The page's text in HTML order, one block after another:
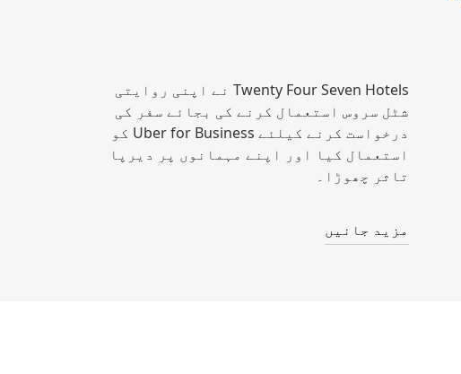
Twenty Four Seven Hotels نے اپنی روایتی
شٹل سروس استعمال کرنے کی بجائے سفر کی
درخواست کرنے کیلئے Uber for Business کو
استعمال کیا اور اپنے مہمانوں پر دیرپا
تاثر چھوڑا۔
مزید جانیں